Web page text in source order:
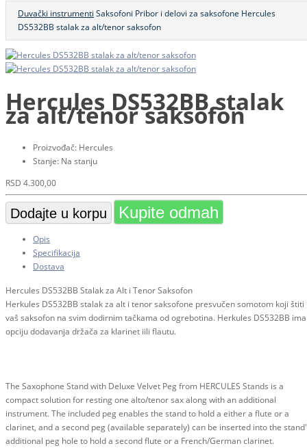
Duvački instrumenti Saksofoni Pribor i delovi za saksofone Hercules
DS532BB stalak za alt/tenor saksofon
Hercules DS532BB stalak
za alt/tenor saksofon
Proizvođač: Hercules
Stanje: Na stanju
RSD 4.300,00
Dodajte u korpu Kupite odmah
Opis
Specifikacija
Dostava
Hercules DS532BB Stalak za Alt i Tenor Saksofon
Herkules DS532BB stalak za alt i tenor saksofone presvučen somotom koji štiti
vaš saksofon na svim dodirnim tačkama od ogrebotina. Herkules DS532BB ima
opciju dodavanja držača za klarinet iili flautu.
The Saxophone Stand with Deluxe Velvet Peg from HERCULES Stands is a
compact solution for resting one alto/tenor sax along with an additional
instrument. The included peg enables the stand to hold a either a flute or a
clarinet, and a second peg (available separately) can be inserted into the
additional peg hole to hold a second flute or a French/German clarinet.